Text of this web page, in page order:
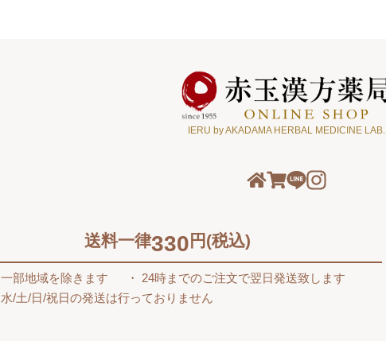
IERU by AKADAMA HERBAL MEDICINE LAB.
送料一律330 円(税込)
一部地域を除きます
24時までのご注文で翌日発送致します
水/土/日/祝日の発送は行っておりません